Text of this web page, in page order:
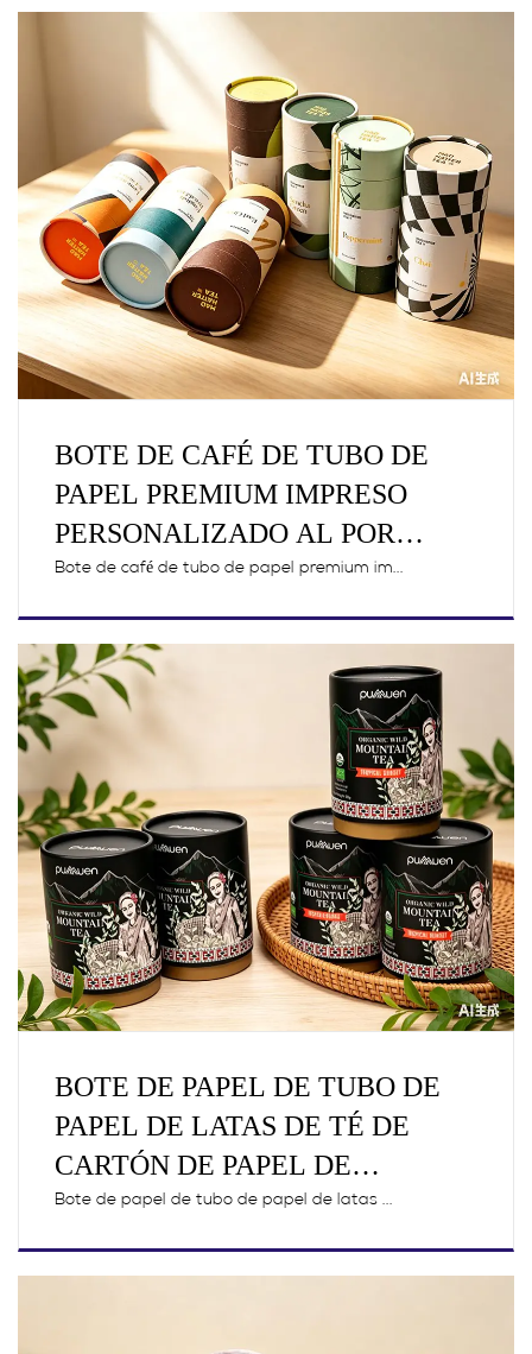
BOTE DE CAFÉ DE TUBO DE
PAPEL PREMIUM IMPRESO
PERSONALIZADO AL POR
MAYOR
Bote de café de tubo de papel premium im...
BOTE DE PAPEL DE TUBO DE
PAPEL DE LATAS DE TÉ DE
CARTÓN DE PAPEL DE
ALUMINIO CILÍNDRICO PARA
ACONDICIONAMIENTO DE
ALIMENTOS
Bote de papel de tubo de papel de latas ...